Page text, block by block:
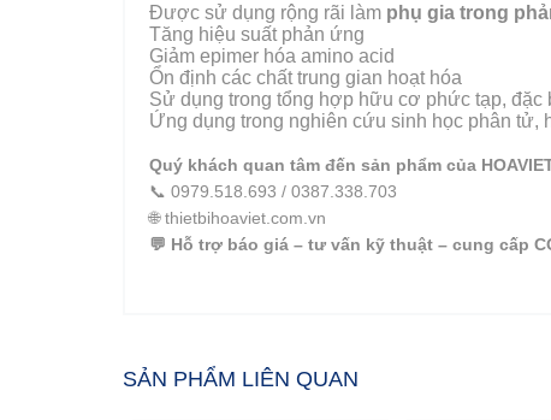
Được sử dụng rộng rãi làm phụ gia trong
Tăng hiệu suất phản ứng
Giảm epimer hóa amino acid
Ổn định các chất trung gian hoạt hóa
Sử dụng trong tổng hợp hữu cơ phức tạp,
Ứng dụng trong nghiên cứu sinh học phân tử,
Quý khách quan tâm đến sản phẩm của
📞 0979.518.693 / 0387.338.703
🌐thietbihoaviet.com.vn
💬 Hỗ trợ báo giá – tư vấn kỹ thuật – cung cấp
SẢN PHẨM LIÊN QUAN